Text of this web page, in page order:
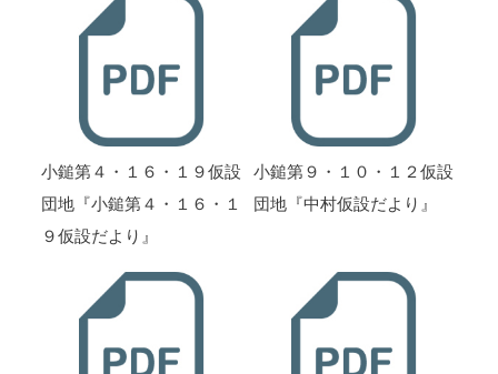
小鎚第４・１６・１９仮設
団地『小鎚第４・１６・１
９仮設だより』
小鎚第９・１０・１２仮設
団地『中村仮設だより』